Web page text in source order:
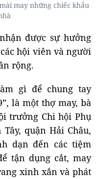
may những chiếc khẩu
được sự hưởng
hội viên và người
rộng.
gì để chung tay
là một thợ may, bà
trưởng Chi hội Phụ
quận Hải Châu,
dạn đến các tiệm
tận dụng cắt, may
xinh xắn và phát